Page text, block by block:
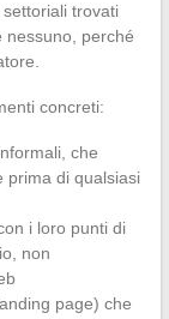
trovati
nessuno, perché
concreti:
che
prima di qualsiasi
i loro punti di
non
page) che